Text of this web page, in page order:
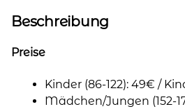
Beschreibung
Preise
Kinder (86-122): 49€ /
Mädchen/Jungen (152-